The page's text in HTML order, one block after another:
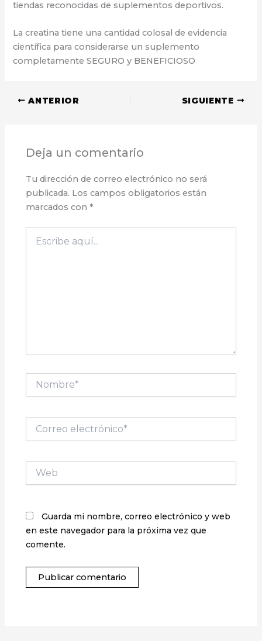
tiendas reconocidas de suplementos deportivos.
La creatina tiene una cantidad colosal de evidencia
científica para considerarse un suplemento
completamente SEGURO y BENEFICIOSO
ANTERIOR SIGUIENTE
Deja un comentario
Tu dirección de correo electrónico no será
publicada. Los campos obligatorios están
marcados con*
aquí...
Nombre*
electrónico*
Web
Guarda mi nombre, correo electrónico y web
en este navegador para la próxima vez que
comente.